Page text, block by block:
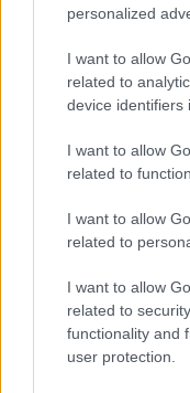
personalized
I want to allow
related to
device identifiers
I want to allow
related to
I want to allow
related to
I want to allow
related to
functionality and
user protection.
Πολιτική